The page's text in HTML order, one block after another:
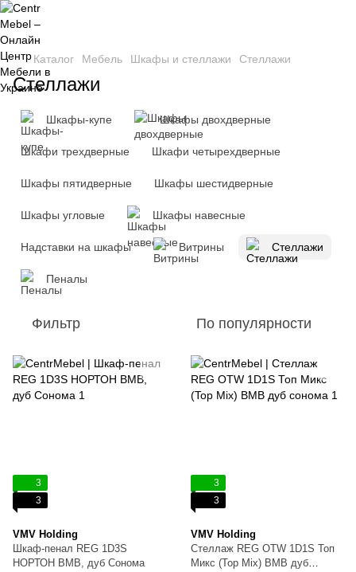
Каталог Мебель Шкафы и стеллажи Стеллажи
Стеллажи
Шкафы-купе Шкафы двохдверные
Шкафи трехдверные Шкафи четырехдверные
Шкафы пятидверные Шкафы шестидверные
Шкафы угловые Шкафы навесные
Надставки на шкафы Витрины Стеллажи
Пеналы
Фильтр По популярности
3
3
VMV Holding
Шкаф-пенал REG 1D3S
НОРТОН ВМВ, дуб Сонома
3
3
VMV Holding
Стеллаж REG OTW 1D1S Топ
Микс (Top Mix) ВМВ дуб